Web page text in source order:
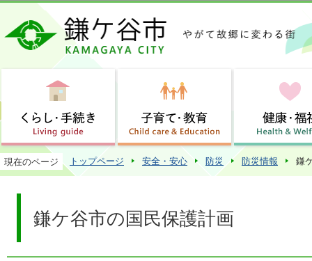
この
現在のページ トップページ 安全・安心 防災 防災情報 鎌
鎌ケ谷市の国民保護計画